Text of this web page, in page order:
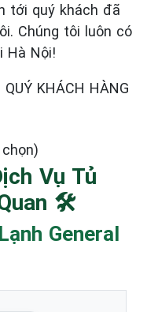
tới quý khách đã
Chúng tôi luôn có
Hà Nội!
KHÁCH HÀNG
Vụ Tủ
🛠️
General